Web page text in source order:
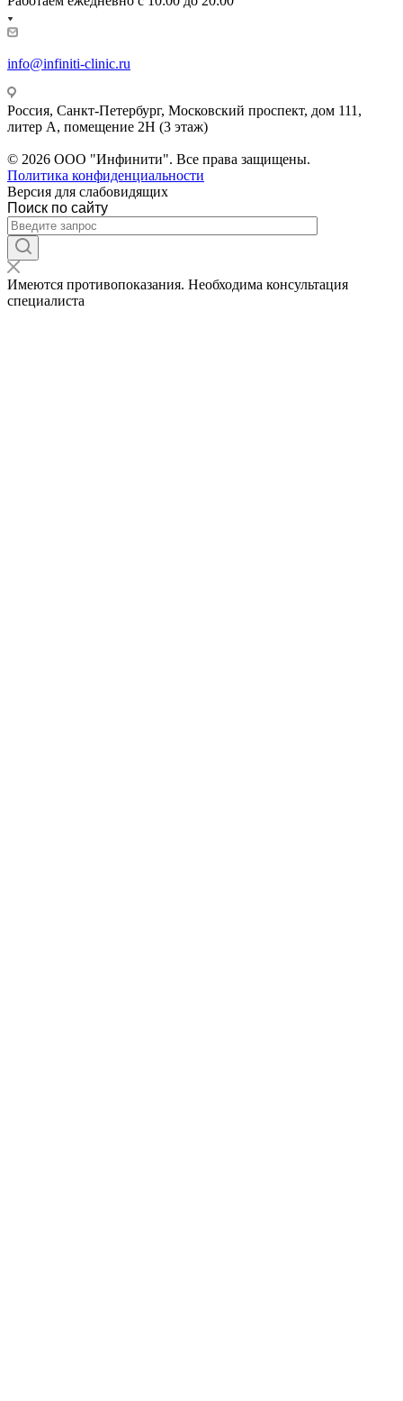
info@infiniti-clinic.ru
Россия, Санкт-Петербург, Московский проспект, дом 111,
литер А, помещение 2Н (3 этаж)
© 2026 ООО "Инфинити". Все права защищены.
Политика конфиденциальности
Версия для слабовидящих
Поиск по сайту
Имеются противопоказания. Необходима консультация
специалиста